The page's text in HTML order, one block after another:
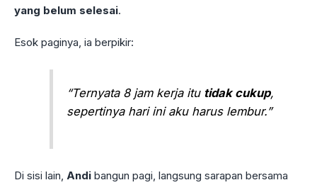
yang belum selesai.
Esok paginya, ia berpikir:
“Ternyata 8 jam kerja itu tidak cukup,
sepertinya hari ini aku harus lembur.”
Di sisi lain, Andi bangun pagi, langsung sarapan bersama